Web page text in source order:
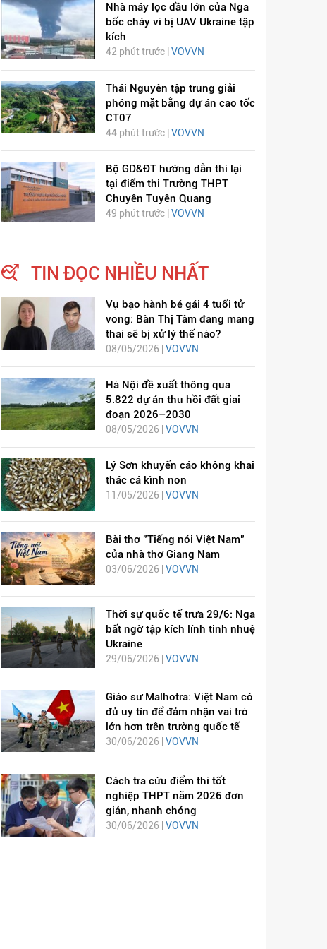
DỊCH VIÊM PHỔI COVID-
19
HÁT LÊN VIỆT NAM
Nhà máy lọc dầu lớn của Nga
bốc cháy vì bị UAV Ukraine tập
kích
42 phút trước | VOVVN
Thái Nguyên tập trung giải
phóng mặt bằng dự án cao tốc
CT07
44 phút trước |VOVVN
Bộ GD&ĐT hướng dẫn thi lại
tại điểm thi Trường THPT
Chuyên Tuyên Quang
49 phút trước |VOVVN
TIN ĐỌC NHIỀU NHẤT
Vụ bạo hành bé gái 4 tuổi tử
vong: Bàn Thị Tâm đang mang
thai sẽ bị xử lý thế nào?
08/05/2026 | VOVVN
Hà Nội đề xuất thông qua
5.822 dự án thu hồi đất giai
đoạn 2026–2030
08/05/2026 | VOVVN
Lý Sơn khuyến cáo không khai
thác cá kình non
11/05/2026 | VOVVN
Bài thơ "Tiếng nói Việt Nam"
của nhà thơ Giang Nam
03/06/2026 | VOVVN
Thời sự quốc tế trưa 29/6: Nga
bất ngờ tập kích lính tinh nhuệ
Ukraine
29/06/2026 |VOVVN
Giáo sư Malhotra: Việt Nam có
đủ uy tín để đảm nhận vai trò
lớn hơn trên trường quốc tế
30/06/2026 | VOVVN
Cách tra cứu điểm thi tốt
nghiệp THPT năm 2026 đơn
giản, nhanh chóng
30/06/2026 | VOVVN